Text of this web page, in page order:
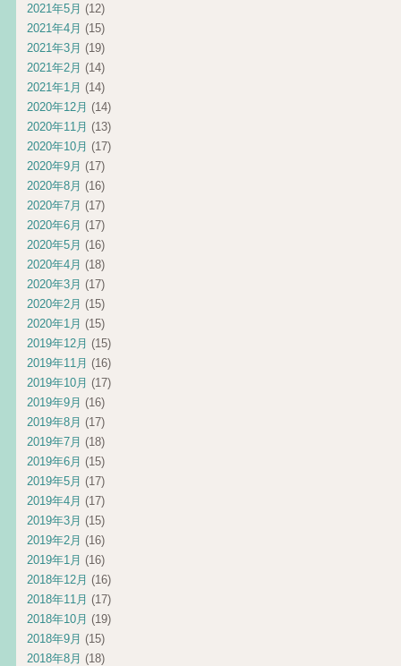
2021年5月 (12)
2021年4月 (15)
2021年3月 (19)
2021年2月 (14)
2021年1月 (14)
2020年12月 (14)
2020年11月 (13)
2020年10月 (17)
2020年9月 (17)
2020年8月 (16)
2020年7月 (17)
2020年6月 (17)
2020年5月 (16)
2020年4月 (18)
2020年3月 (17)
2020年2月 (15)
2020年1月 (15)
2019年12月 (15)
2019年11月 (16)
2019年10月 (17)
2019年9月 (16)
2019年8月 (17)
2019年7月 (18)
2019年6月 (15)
2019年5月 (17)
2019年4月 (17)
2019年3月 (15)
2019年2月 (16)
2019年1月 (16)
2018年12月 (16)
2018年11月 (17)
2018年10月 (19)
2018年9月 (15)
2018年8月 (18)